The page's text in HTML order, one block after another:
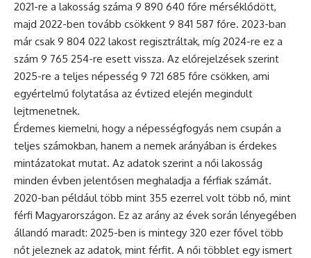
2021-re a lakosság száma 9 890 640 főre mérséklődött,
majd 2022-ben tovább csökkent 9 841 587 főre. 2023-ban
már csak 9 804 022 lakost regisztráltak, míg 2024-re ez a
szám 9 765 254-re esett vissza. Az előrejelzések szerint
2025-re a teljes népesség 9 721 685 főre csökken, ami
egyértelmű folytatása az évtized elején megindult
lejtmenetnek.
Érdemes kiemelni, hogy a népességfogyás nem csupán a
teljes számokban, hanem a nemek arányában is érdekes
mintázatokat mutat. Az adatok szerint a női lakosság
minden évben jelentősen meghaladja a férfiak számát.
2020-ban például több mint 355 ezerrel volt több nő, mint
férfi Magyarországon. Ez az arány az évek során lényegében
állandó maradt: 2025-ben is mintegy 320 ezer fővel több
nőt jeleznek az adatok, mint férfit. A női többlet egy ismert